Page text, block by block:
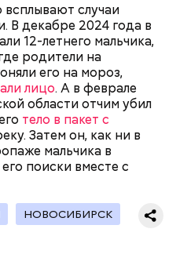
всплывают случаи
В декабре 2024 года в
12-летнего мальчика,
родители на
его на мороз,
лицо. А в феврале
области отчим убил
тело в пакет с
Затем он, как ни в
мальчика в
поиски вместе с
НОВОСИБИРСК
На первом же
отравить
посчитали, что
квартира родителей,
перешла бы сыну. Но
года на Мутаева
Тогда
выстрелил в
пистолета, а боец